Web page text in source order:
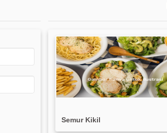
Semur Kikil